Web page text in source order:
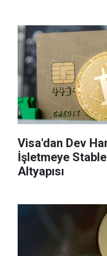
Visa'dan Dev
İşletmeye
Altyapısı